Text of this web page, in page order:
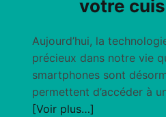
votre
Aujourd’hui, la
précieux dans notre vie
smartphones sont
permettent d’accéder à
[Voir plus…]